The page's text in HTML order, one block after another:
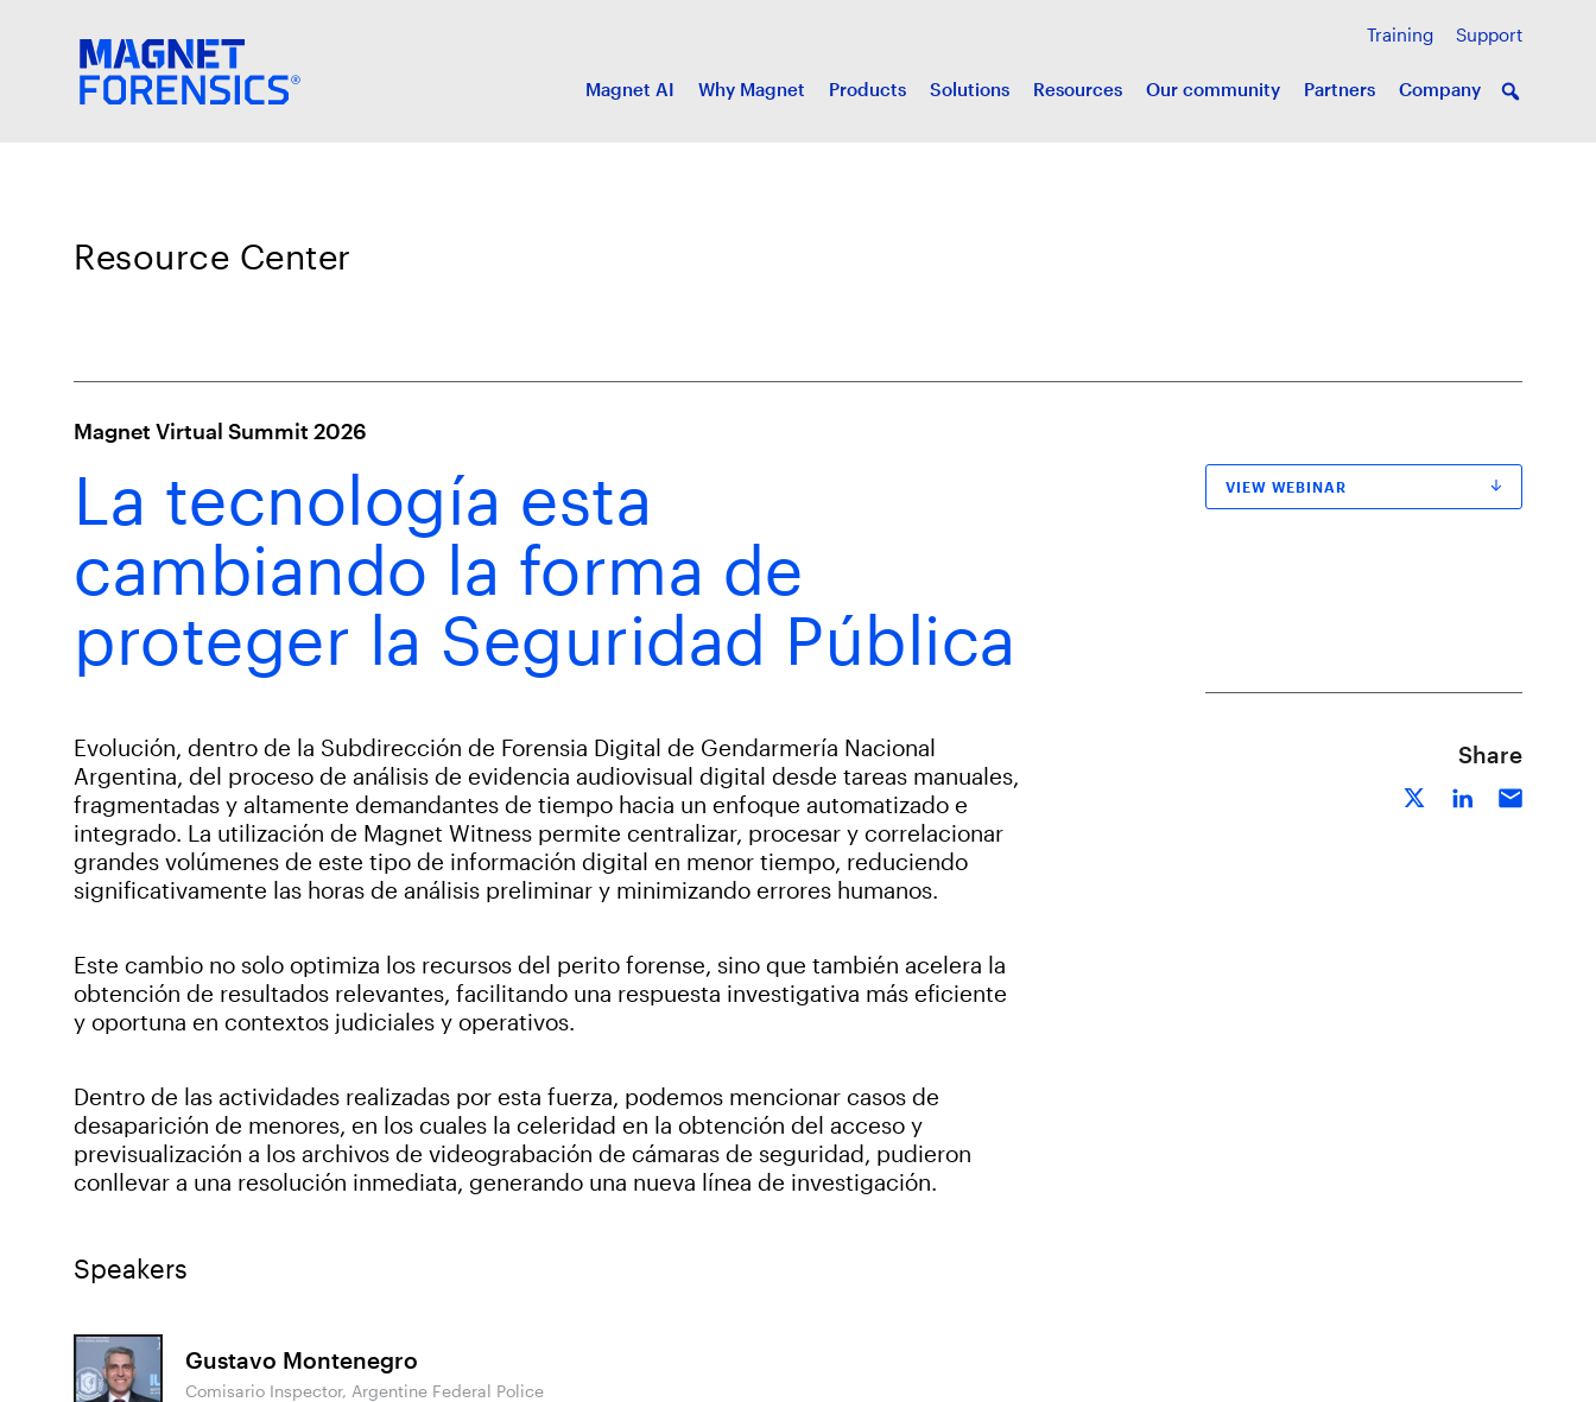
Training Support
Magnet AI Why Magnet Products Solutions Resources Our community Partners Company
Resource Center
Magnet Virtual Summit 2026
La tecnología esta
cambiando la forma de
proteger la Seguridad Pública
Evolución, dentro de la Subdirección de Forensia Digital de Gendarmería Nacional
Argentina, del proceso de análisis de evidencia audiovisual digital desde tareas manuales,
fragmentadas y altamente demandantes de tiempo hacia un enfoque automatizado e
integrado. La utilización de Magnet Witness permite centralizar, procesar y correlacionar
grandes volúmenes de este tipo de información digital en menor tiempo, reduciendo
significativamente las horas de análisis preliminar y minimizando errores humanos.
Este cambio no solo optimiza los recursos del perito forense, sino que también acelera la
obtención de resultados relevantes, facilitando una respuesta investigativa más eficiente
y oportuna en contextos judiciales y operativos.
Dentro de las actividades realizadas por esta fuerza, podemos mencionar casos de
desaparición de menores, en los cuales la celeridad en la obtención del acceso y
previsualización a los archivos de videograbación de cámaras de seguridad, pudieron
conllevar a una resolución inmediata, generando una nueva línea de investigación.
Speakers
Gustavo Montenegro
Comisario Inspector, Argentine Federal Police
VIEW WEBINAR
Share